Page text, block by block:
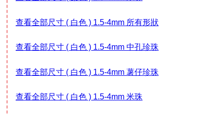
查看全部尺寸 ( 白色 ) 1.5-4mm 所有形狀
查看全部尺寸 ( 白色 ) 1.5-4mm 中孔珍珠
查看全部尺寸 ( 白色 ) 1.5-4mm 薯仔珍珠
查看全部尺寸 ( 白色 ) 1.5-4mm 米珠